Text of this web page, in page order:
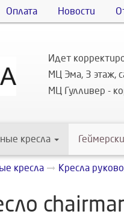
Оплата Новости
Идет
МЦ Эма, 3 этаж,
МЦ Гулливер -
кресла
кресла Кресла